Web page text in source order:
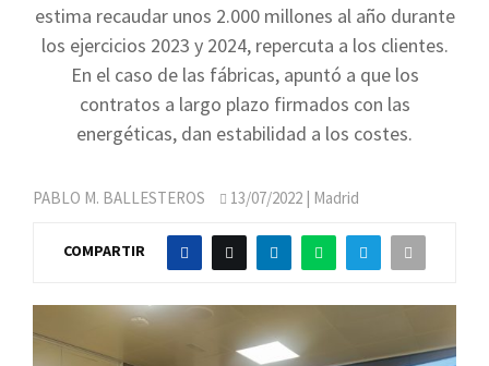
estima recaudar unos 2.000 millones al año durante
los ejercicios 2023 y 2024, repercuta a los clientes.
En el caso de las fábricas, apuntó a que los
contratos a largo plazo firmados con las
energéticas, dan estabilidad a los costes.
PABLO M. BALLESTEROS 13/07/2022 | Madrid
COMPARTIR